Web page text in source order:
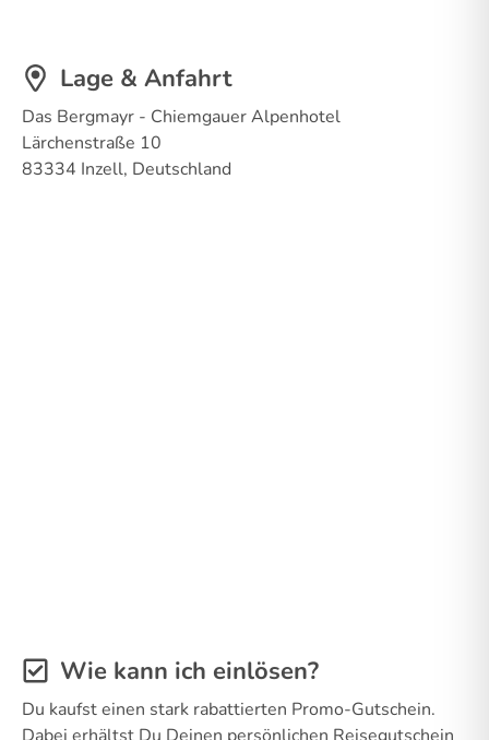
Lage & Anfahrt
Das Bergmayr - Chiemgauer Alpenhotel
Lärchenstraße 10
83334 Inzell, Deutschland
Wie kann ich einlösen?
Du kaufst einen stark rabattierten Promo-Gutschein.